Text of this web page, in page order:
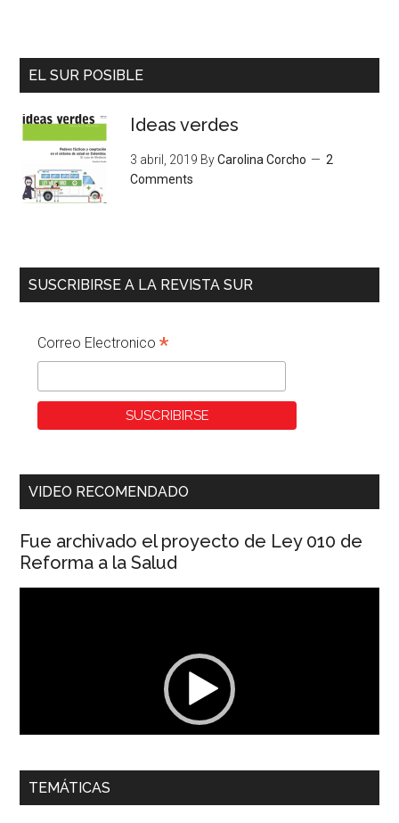
EL SUR POSIBLE
Ideas verdes
3 abril, 2019 ByCarolina Corcho
2
Comments
SUSCRIBIRSE A LA REVISTA SUR
Correo Electronico*
VIDEO RECOMENDADO
Fue archivado el proyecto de Ley 010 de
Reforma a la Salud
00:00 01:04
Dra. Carolina Corcho Mejía,Presidenta Corporación
TEMÁTICAS